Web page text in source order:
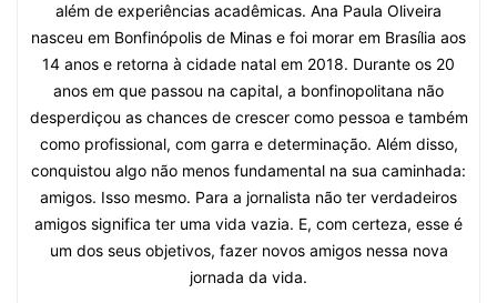
além de experiências acadêmicas. Ana Paula Oliveira
nasceu em Bonfinópolis de Minas e foi morar em Brasília aos
14 anos e retorna à cidade natal em 2018. Durante os 20
anos em que passou na capital, a bonfinopolitana não
desperdiçou as chances de crescer como pessoa e também
como profissional, com garra e determinação. Além disso,
conquistou algo não menos fundamental na sua caminhada:
amigos. Isso mesmo. Para a jornalista não ter verdadeiros
amigos significa ter uma vida vazia. E, com certeza, esse é
um dos seus objetivos, fazer novos amigos nessa nova
jornada da vida.